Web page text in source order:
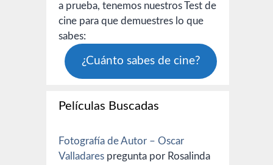
a prueba, tenemos nuestros Test de
cine para que demuestres lo que
sabes:
¿Cuánto sabes de cine?
Películas Buscadas
Fotografía de Autor – Oscar
Valladares pregunta por Rosalinda